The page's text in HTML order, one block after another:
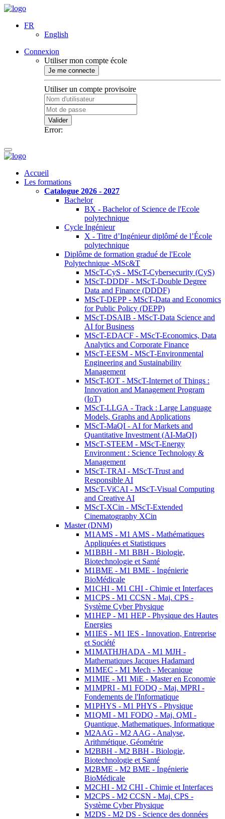
FR
English
Connexion
Utiliser mon compte école
Je me connecte
Utiliser un compte provisoire
Valider
Error:
Accueil
Les formations
Catalogue 2026 - 2027
Bachelor
BX - Bachelor of Science de l'Ecole
polytechnique
Cycle Ingénieur
X - Titre d’Ingénieur diplômé de l’École
polytechnique
Diplôme de formation gradué de l'Ecole
Polytechnique -MSc&T
MScT-CyS - MScT-Cybersecurity (CyS)
MScT-DDDF - MScT-Double Degree
Data and Finance (DDDF)
MScT-DEPP - MScT-Data and Economics
for Public Policy (DEPP)
MScT-DSAIB - MScT-Data Science and
AI for Business
MScT-EDACF - MScT-Economics, Data
Analytics and Corporate Finance
MScT-EESM - MScT-Environmental
Engineering and Sustainability
Management
MScT-IOT - MScT-Internet of Things :
Innovation and Management Program
(IoT)
MScT-LLGA - Track : Large Language
Models, Graphs and Applications
MScT-MaQI - AI for Markets and
Quantitative Investment (AI-MaQI)
MScT-STEEM - MScT-Energy
Environment : Science Technology &
Management
MScT-TRAI - MScT-Trust and
Responsible AI
MScT-ViCAI - MScT-Visual Computing
and Creative AI
MScT-XCin - MScT-Extended
Cinematography XCin
Master (DNM)
M1AMS - M1 AMS - Mathématiques
Appliquées et Statistiques
M1BBH - M1 BBH - Biologie,
Biotechnologie et Santé
M1BME - M1 BME - Ingénierie
BioMédicale
M1CHI - M1 CHI - Chimie et Interfaces
M1CPS - M1 CCSN - Maj. CPS -
Système Cyber Physique
M1HEP - M1 HEP - Physique des Hautes
Energies
M1IES - M1 IES - Innovation, Entreprise
et Société
M1MATHJHADA - M1 MJH -
Mathematiques Jacques Hadamard
M1MEC - M1 Mech - Mecanique
M1MIE - M1 MiE - Master en Economie
M1MPRI - M1 FODQ - Maj. MPRI -
Fondements de l'Informatique
M1PHYS - M1 PHYS - Physique
M1QMI - M1 FODQ - Maj. QMI -
Quantique, Mathematiques, Informatique
M2AAG - M2 AAG - Analyse,
Arithmétique, Géométrie
M2BBH - M2 BBH - Biologie,
Biotechnologie et Santé
M2BME - M2 BME - Ingénierie
BioMédicale
M2CHI - M2 CHI - Chimie et Interfaces
M2CPS - M2 CCSN - Maj. CPS -
Système Cyber Physique
M2DS - M2 DS - Science des données